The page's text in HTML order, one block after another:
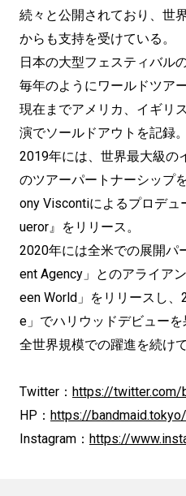
続々と公開されており、世
からも支持を受けている。
日本の大型フェスティバル
毎年のようにワールドツア
現在までアメリカ、イギリ
演でソールドアウトを記録。
2019年には、世界最大級の
のツアーパートナーシップ
ony Viscontiによるプロデュ
ueror』をリリース。
2020年には全米での展開パ
ent Agency」とのアライア
een World」をリリースし
e」でハリウッドデビューを
全世界規模での躍進を続けて
Twitter： https://twitter.com/
HP： https://bandmaid.tokyo/
Instagram： https://